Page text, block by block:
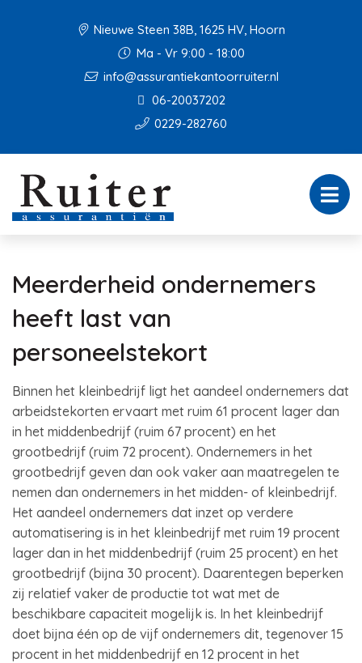
Nieuwe Steen 38B, 1625 HV, Hoorn
Ma - Vr 9:00 - 18:00
info@assurantiekantoorruiter.nl
06-20037202
0229-282760
Meerderheid ondernemers
heeft last van
personeelstekort
Binnen het kleinbedrijf ligt het aandeel ondernemers dat
arbeidstekorten ervaart met ruim 61 procent lager dan
in het middenbedrijf (ruim 67 procent) en het
grootbedrijf (ruim 72 procent). Ondernemers in het
grootbedrijf geven dan ook vaker aan maatregelen te
nemen dan ondernemers in het midden- of kleinbedrijf.
Het aandeel ondernemers dat inzet op verdere
automatisering is in het kleinbedrijf met ruim 19 procent
lager dan in het middenbedrijf (ruim 25 procent) en het
grootbedrijf (bijna 30 procent). Daarentegen beperken
zij relatief vaker de productie tot wat met de
beschikbare capaciteit mogelijk is. In het kleinbedrijf
doet bijna één op de vijf ondernemers dit, tegenover 15
procent in het middenbedrijf en 12 procent in het